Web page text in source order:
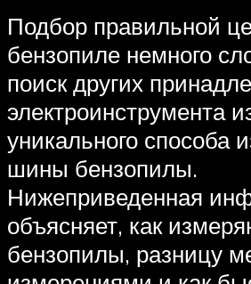
Подбор правильной
бензопиле немного
поиск других
электроинструмента
уникального способа
шины бензопилы.
Нижеприведенная
объясняет, как
бензопилы, разницу